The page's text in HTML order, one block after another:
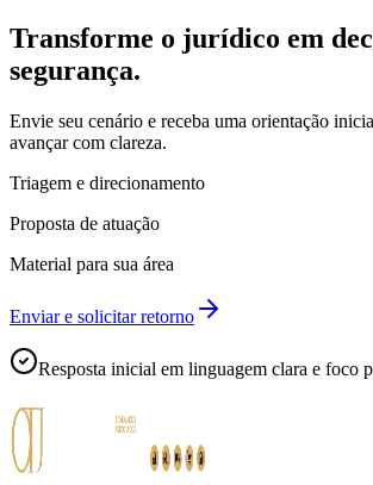
Transforme o jurídico em
segurança.
Envie seu cenário e receba uma orientação
avançar com clareza.
Triagem e direcionamento
Proposta de atuação
Material para sua área
Enviar e solicitar retorno
Resposta inicial em linguagem clara e foco